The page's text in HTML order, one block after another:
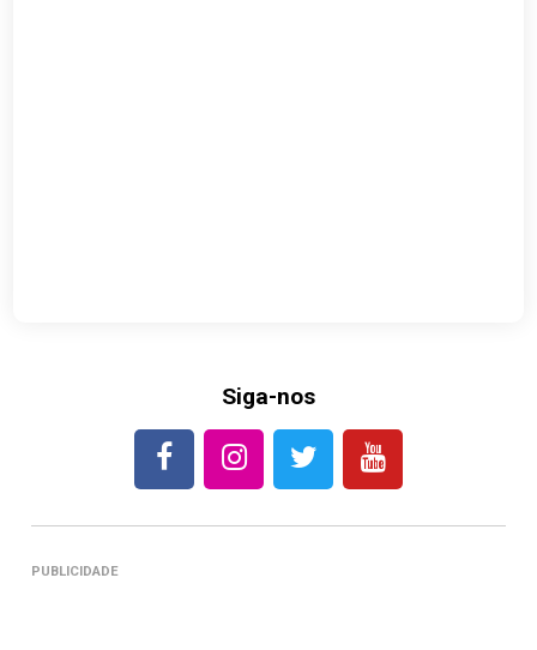
Siga-nos
PUBLICIDADE